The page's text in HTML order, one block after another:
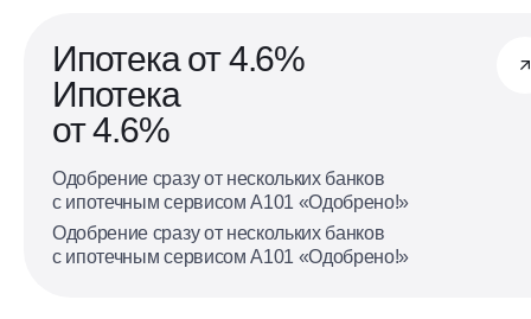
Ипотека от 4.6%
Ипотека
от 4.6%
Одобрение сразу от нескольких банков
с ипотечным сервисом А101 «Одобрено!»
Одобрение сразу от нескольких банков
с ипотечным сервисом А101 «Одобрено!»